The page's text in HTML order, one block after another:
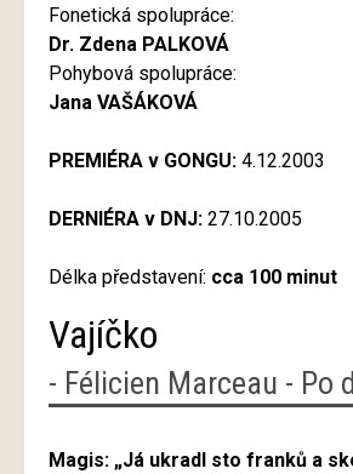
Fonetická spolupráce:
Dr. Zdena PALKOVÁ
Pohybová spolupráce:
Jana VAŠÁKOVÁ
PREMIÉRA v GONGU: 4.12.2003
DERNIÉRA v DNJ: 27.10.2005
Délka představení: cca 100 minut
Vajíčko
- Félicien Marceau - Po
Magis: „Já ukradl sto franků a